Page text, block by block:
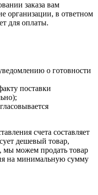
заказа вам
организации, в ответном
для оплаты.
о готовности
поставки
счета составляет
дешевый товар,
мы можем продать товар
на минимальную сумму